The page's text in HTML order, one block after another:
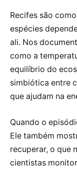
Recifes são
espécies
ali. Nos
como a
equilíbrio do
simbiótica entre
que ajudam na
Quando o
Ele também
recuperar, o que
cientistas